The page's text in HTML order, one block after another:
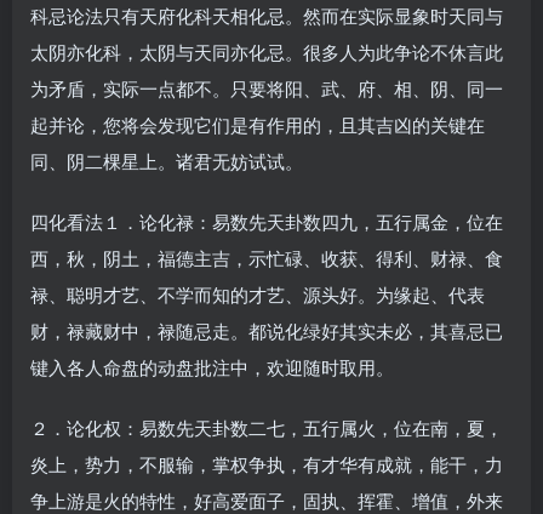
科忌论法只有天府化科天相化忌。然而在实际显象时天同与
太阴亦化科，太阴与天同亦化忌。很多人为此争论不休言此
为矛盾，实际一点都不。只要将阳、武、府、相、阴、同一
起并论，您将会发现它们是有作用的，且其吉凶的关键在
同、阴二棵星上。诸君无妨试试。
四化看法１．论化禄：易数先天卦数四九，五行属金，位在
西，秋，阴土，福德主吉，示忙碌、收获、得利、财禄、食
禄、聪明才艺、不学而知的才艺、源头好。为缘起、代表
财，禄藏财中，禄随忌走。都说化绿好其实未必，其喜忌已
键入各人命盘的动盘批注中，欢迎随时取用。
２．论化权：易数先天卦数二七，五行属火，位在南，夏，
炎上，势力，不服输，掌权争执，有才华有成就，能干，力
争上游是火的特性，好高爱面子，固执、挥霍、增值，外来